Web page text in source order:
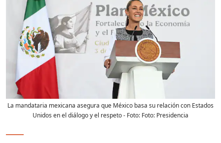
La mandataria mexicana asegura que México basa su relación con Estados
Unidos en el diálogo y el respeto- Foto: Foto: Presidencia